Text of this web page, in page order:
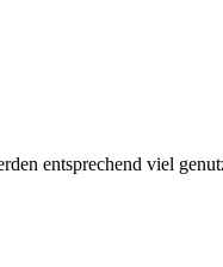
entsprechend viel